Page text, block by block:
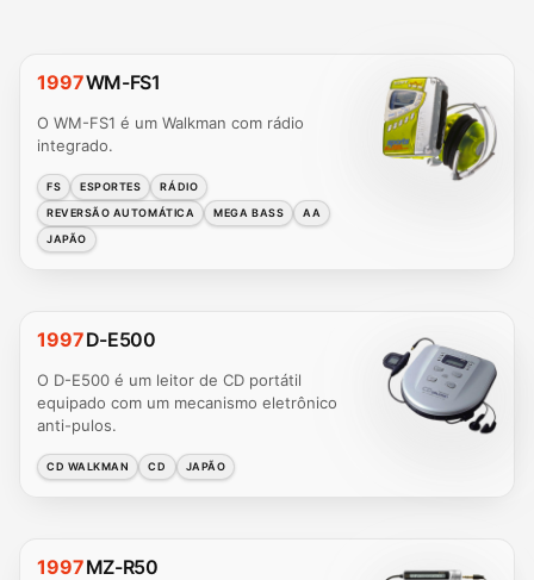
1997WM-FS1
O WM-FS1 é um Walkman com rádio
integrado.
FS ESPORTES
RÁDIO
REVERSÃO AUTOMÁTICA
MEGA BASS
AA
JAPÃO
1997D-E500
O D-E500 é um leitor de CD portátil
equipado com um mecanismo eletrônico
anti-pulos.
CD WALKMAN CD JAPÃO
1997MZ-R50